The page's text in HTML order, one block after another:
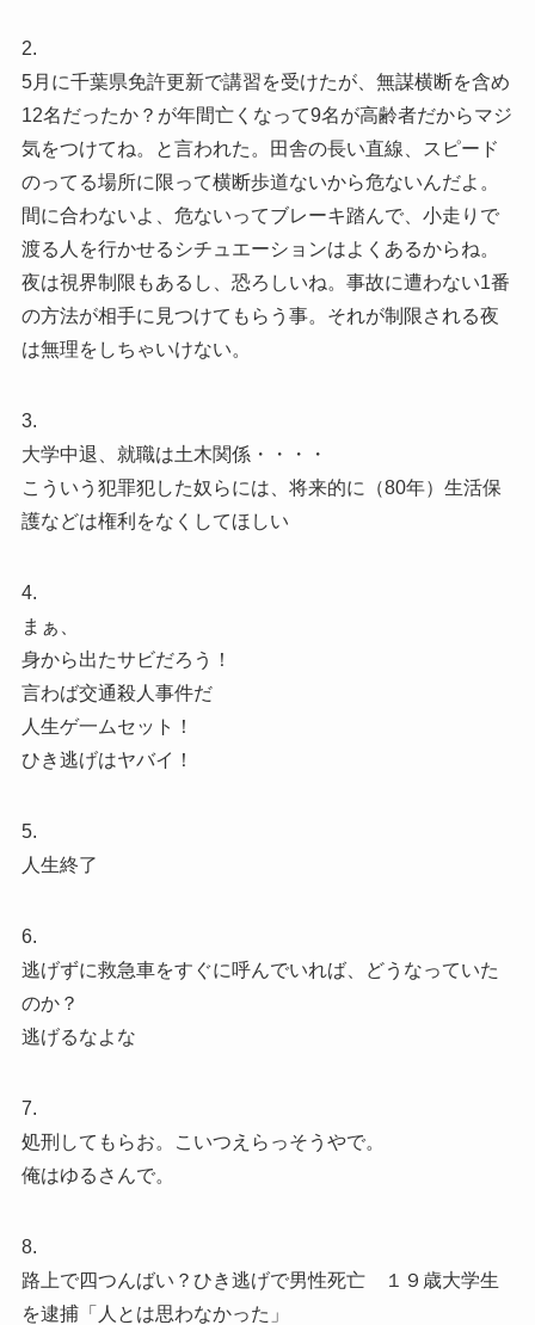
2.
5月に千葉県免許更新で講習を受けたが、無謀横断を含め
12名だったか？が年間亡くなって9名が高齢者だからマジ
気をつけてね。と言われた。田舎の長い直線、スピード
のってる場所に限って横断歩道ないから危ないんだよ。
間に合わないよ、危ないってブレーキ踏んで、小走りで
渡る人を行かせるシチュエーションはよくあるからね。
夜は視界制限もあるし、恐ろしいね。事故に遭わない1番
の方法が相手に見つけてもらう事。それが制限される夜
は無理をしちゃいけない。
3.
大学中退、就職は土木関係・・・・
こういう犯罪犯した奴らには、将来的に（80年）生活保
護などは権利をなくしてほしい
4.
まぁ、
身から出たサビだろう！
言わば交通殺人事件だ
人生ゲ一ムセット！
ひき逃げはヤバイ！
5.
人生終了
6.
逃げずに救急車をすぐに呼んでいれば、どうなっていた
のか？
逃げるなよな
7.
処刑してもらお。こいつえらっそうやで。
俺はゆるさんで。
8.
路上で四つんばい？ひき逃げで男性死亡 １９歳大学生
を逮捕「人とは思わなかった」